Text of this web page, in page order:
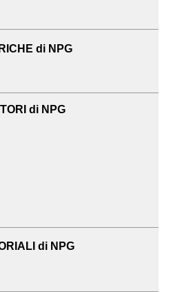
di NPG
di NPG
di NPG